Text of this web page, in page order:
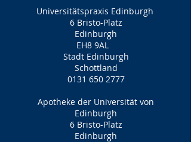
Universitätspraxis Edinburgh
6 Bristo-Platz
Edinburgh
EH8 9AL
Stadt Edinburgh
Schottland
0131 650 2777
Apotheke der Universität von
Edinburgh
6 Bristo-Platz
Edinburgh